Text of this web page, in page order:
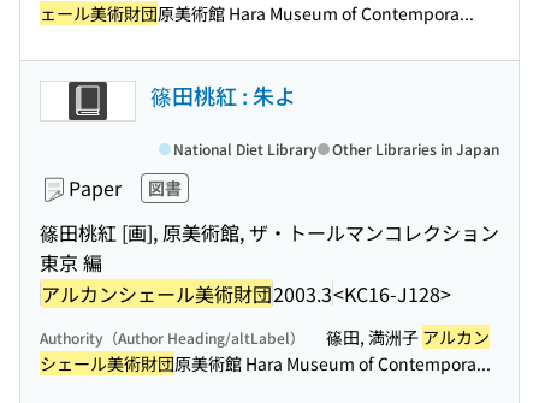
ェール美術財団原美術館 Hara Museum of Contempora...
篠田桃紅 : 朱よ
Paper 図書
篠田桃紅 [画], 原美術館, ザ・トールマンコレクション
東京 編
アルカンシェール美術財団2003.3<KC16-J128>
National Diet Library Other Libraries in Japan
Authority（Author Heading/altLabel） 篠田, 満洲子 アルカン
シェール美術財団原美術館 Hara Museum of Contempora...